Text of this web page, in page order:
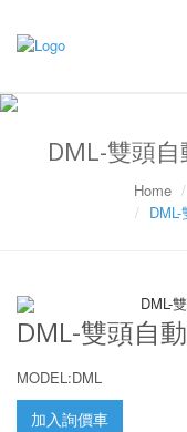
DML-雙頭自
Home
DML-雙頭自
MODEL:DML
加入詢價車